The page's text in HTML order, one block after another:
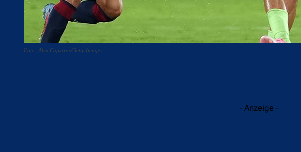
Foto: Alex Caparros/Getty Images
- Anzeige -